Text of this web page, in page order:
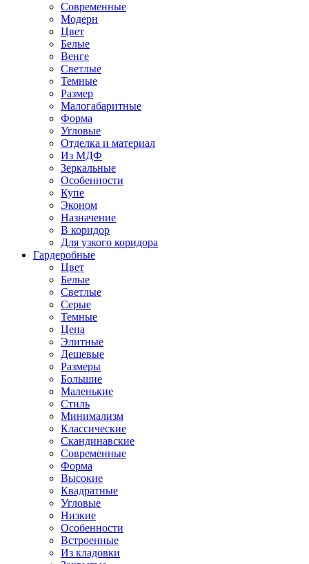
Современные
Модерн
Цвет
Белые
Венге
Светлые
Темные
Размер
Малогабаритные
Форма
Угловые
Отделка и материал
Из МДФ
Зеркальные
Особенности
Купе
Эконом
Назначение
В коридор
Для узкого коридора
Гардеробные
Цвет
Белые
Светлые
Серые
Темные
Цена
Элитные
Дешевые
Размеры
Большие
Маленькие
Стиль
Минимализм
Классические
Скандинавские
Современные
Форма
Высокие
Квадратные
Угловые
Низкие
Особенности
Встроенные
Из кладовки